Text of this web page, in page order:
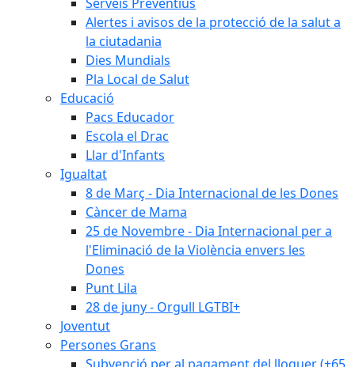
Alertes i avisos de la protecció de la salut a
la ciutadania
Dies Mundials
Pla Local de Salut
Educació
Pacs Educador
Escola el Drac
Llar d'Infants
Igualtat
8 de Març - Dia Internacional de les Dones
Càncer de Mama
25 de Novembre - Dia Internacional per a
l'Eliminació de la Violència envers les
Dones
Punt Lila
28 de juny - Orgull LGTBI+
Joventut
Persones Grans